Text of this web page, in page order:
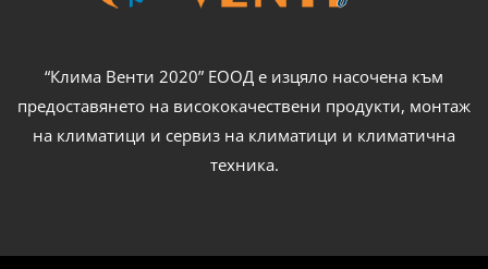
“Клима Венти 2020” ЕООД е изцяло насочена към
предоставянето на висококачествени продукти, монтаж
на климатици и сервиз на климатици и климатична
техника.